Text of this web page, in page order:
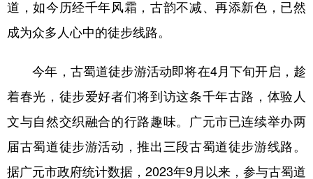
道，如今历经千年风霜，古韵不减、再添新色，已然
成为众多人心中的徒步线路。
今年，古蜀道徒步游活动即将在4月下旬开启，趁
着春光，徒步爱好者们将到访这条千年古路，体验人
文与自然交织融合的行路趣味。广元市已连续举办两
届古蜀道徒步游活动，推出三段古蜀道徒步游线路。
据广元市政府统计数据，2023年9月以来，参与古蜀道